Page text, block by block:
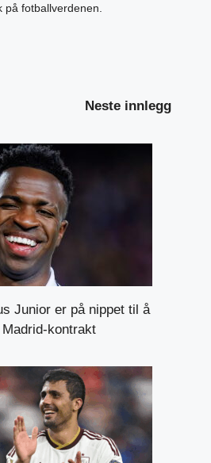
på fotballverdenen.
Neste innlegg
Junior er på nippet til å
kontrakt